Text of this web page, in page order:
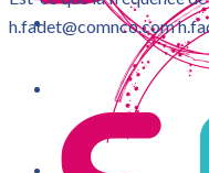
h.fadet@comnco.com